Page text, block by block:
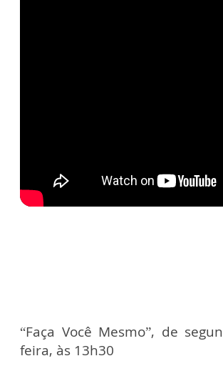
“Faça Você Mesmo”, de
feira, às 13h30